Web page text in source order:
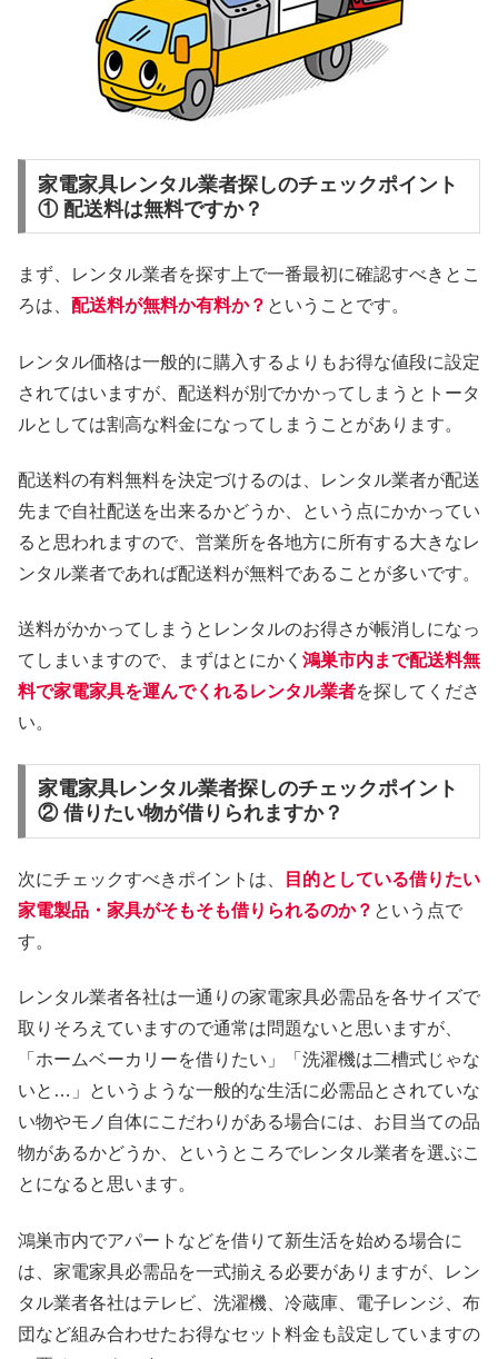
家電家具レンタル業者探しのチェックポイント
① 配送料は無料ですか？
まず、レンタル業者を探す上で一番最初に確認すべきとこ
ろは、 配送料が無料か有料か？ ということです。
レンタル価格は一般的に購入するよりもお得な値段に設定
されてはいますが、配送料が別でかかってしまうとトータ
ルとしては割高な料金になってしまうことがあります。
配送料の有料無料を決定づけるのは、レンタル業者が配送
先まで自社配送を出来るかどうか、という点にかかってい
ると思われますので、営業所を各地方に所有する大きなレ
ンタル業者であれば配送料が無料であることが多いです。
送料がかかってしまうとレンタルのお得さが帳消しになっ
てしまいますので、まずはとにかく 鴻巣市内まで配送料無
料で家電家具を運んでくれるレンタル業者を探してくださ
い。
家電家具レンタル業者探しのチェックポイント
② 借りたい物が借りられますか？
次にチェックすべきポイントは、
目的としている借りたい
家電製品・家具がそもそも借りられるのか？ という点で
す。
レンタル業者各社は一通りの家電家具必需品を各サイズで
取りそろえていますので通常は問題ないと思いますが、
「ホームベーカリーを借りたい」「洗濯機は二槽式じゃな
いと…」というような一般的な生活に必需品とされていな
い物やモノ自体にこだわりがある場合には、お目当ての品
物があるかどうか、というところでレンタル業者を選ぶこ
とになると思います。
鴻巣市内でアパートなどを借りて新生活を始める場合に
は、家電家具必需品を一式揃える必要がありますが、レン
タル業者各社はテレビ、洗濯機、冷蔵庫、電子レンジ、布
団など組み合わせたお得なセット料金も設定していますの